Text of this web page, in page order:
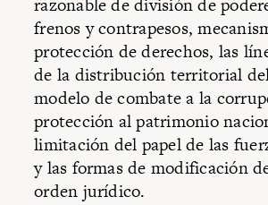
razonable de división de
frenos y contrapesos,
protección de derechos, las
de la distribución territorial
modelo de combate a la
protección al patrimonio
limitación del papel de las
y las formas de modificación
orden jurídico.